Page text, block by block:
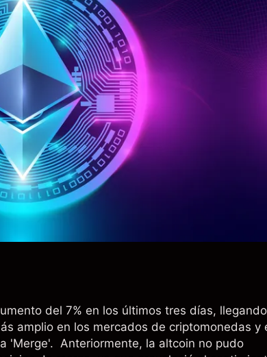
del 7% en los últimos tres días,
amplio en los mercados de criptomonedas y
'Merge'. Anteriormente, la altcoin no pudo